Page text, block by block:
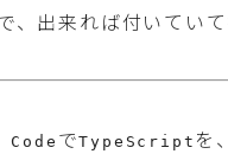
、出来れば付いていて
でTypeScript を、